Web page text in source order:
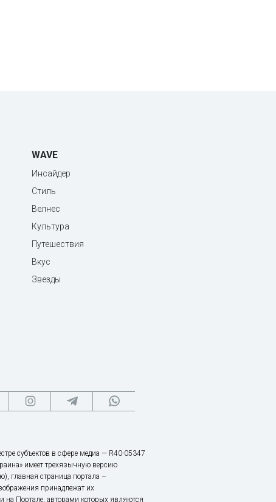
WAVE
Инсайдер
Стиль
Велнес
Культура
Путешествия
Вкус
Звезды
субъектов в сфере медиа — R40-05347
имеет трехязычную версию
главная страница портала –
принадлежат их
на Портале, авторами которых являются